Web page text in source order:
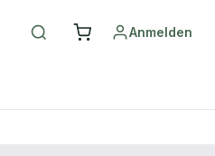
Anmelden